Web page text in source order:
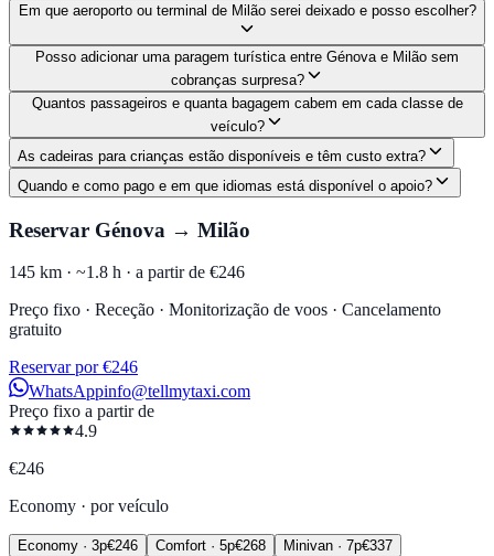
Em que aeroporto ou terminal de Milão serei deixado e posso escolher?
Posso adicionar uma paragem turística entre Génova e Milão sem
cobranças surpresa?
Quantos passageiros e quanta bagagem cabem em cada classe de
veículo?
As cadeiras para crianças estão disponíveis e têm custo extra?
Quando e como pago e em que idiomas está disponível o apoio?
Reservar Génova → Milão
145 km · ~1.8 h · a partir de €246
Preço fixo · Receção · Monitorização de voos · Cancelamento
gratuito
Reservar por €246
WhatsAppinfo@tellmytaxi.com
Preço fixo a partir de
4.9
€246
Economy · por veículo
Economy · 3p€246 Comfort · 5p€268 Minivan · 7p€337